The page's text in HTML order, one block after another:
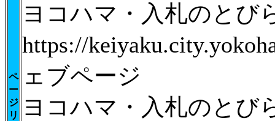
ペ
ー
ジ
リ
ヨコハマ・入札のと
https://
ェブページ
ヨコハマ・入札のと